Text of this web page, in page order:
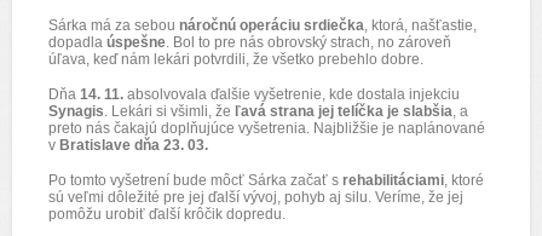
Sárka má za sebou náročnú operáciu srdiečka, ktorá, našťastie,
dopadla úspešne. Bol to pre nás obrovský strach, no zároveň
úľava, keď nám lekári potvrdili, že všetko prebehlo dobre.
Dňa 14. 11. absolvovala ďalšie vyšetrenie, kde dostala injekciu
Synagis. Lekári si všimli, že ľavá strana jej telíčka je slabšia, a
preto nás čakajú doplňujúce vyšetrenia. Najbližšie je naplánované
v Bratislave dňa 23. 03.
Po tomto vyšetrení bude môcť Sárka začať s rehabilitáciami, ktoré
sú veľmi dôležité pre jej ďalší vývoj, pohyb aj silu. Veríme, že jej
pomôžu urobiť ďalší krôčik dopredu.